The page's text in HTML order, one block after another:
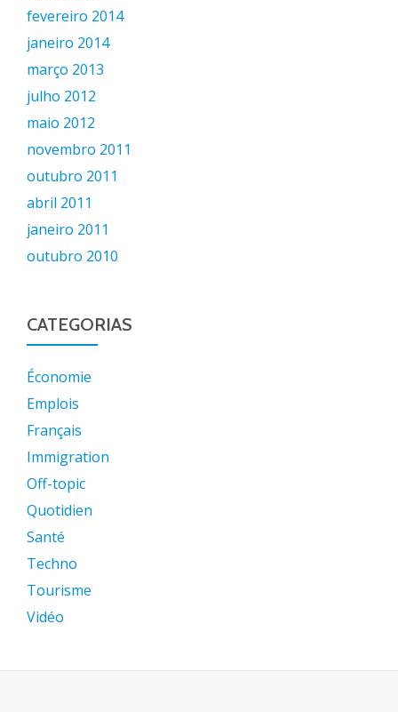
fevereiro 2014
janeiro 2014
março 2013
julho 2012
maio 2012
novembro 2011
outubro 2011
abril 2011
janeiro 2011
outubro 2010
CATEGORIAS
Économie
Emplois
Français
Immigration
Off-topic
Quotidien
Santé
Techno
Tourisme
Vidéo